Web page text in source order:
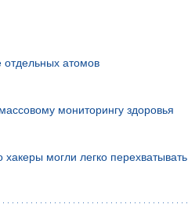
отдельных атомов
мониторингу здоровья
могли легко перехватывать